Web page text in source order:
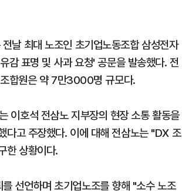
날 최대 노조인 초기업노동조합 삼성전자
감 표명 및 사과 요청' 공문을 발송했다. 전
합원은 약 7만3000명 규모다.
이호석 전삼노 지부장의 현장 소통 활동을
다고 주장했다. 이에 대해 전삼노는 "DX 조
한 상황이다.
선언하며 초기업노조를 향해 "소수 노조